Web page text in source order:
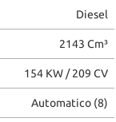
Diesel
2143 Cm³
154 KW / 209 CV
Automatico (8)